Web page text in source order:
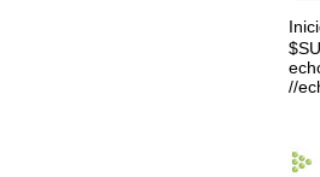
//